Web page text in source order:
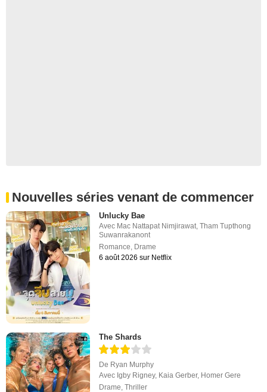
Nouvelles séries venant de commencer
Unlucky Bae
Avec Mac Nattapat Nimjirawat,Tham Tupthong
Suwanrakanont
Romance, Drame
6 août 2026 sur Netflix
The Shards
De Ryan Murphy
Avec Igby Rigney, Kaia Gerber, Homer Gere
Drame ,Thriller